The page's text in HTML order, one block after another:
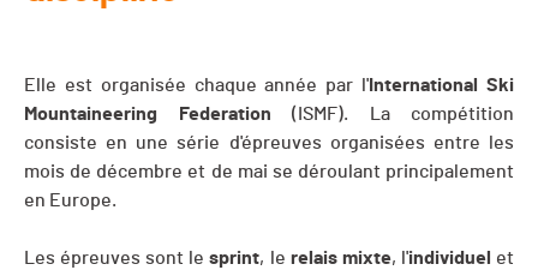
Elle est organisée chaque année par l' International Ski
Mountaineering Federation (ISMF). La compétition
consiste en une série d'épreuves organisées entre les
mois de décembre et de mai se déroulant principalement
en Europe.
Les épreuves sont lesprint, le relais mixte, l'individuel et